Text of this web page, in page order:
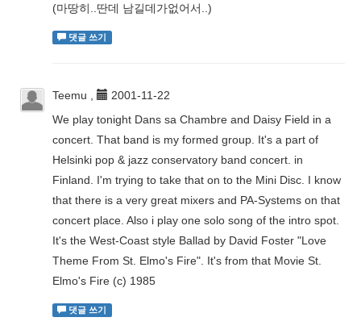
(마땅히..딴데 남길데가없어서..)
댓글 쓰기
Teemu ,
2001-11-22
We play tonight Dans sa Chambre and Daisy Field in a
concert. That band is my formed group. It's a part of
Helsinki pop & jazz conservatory band concert. in
Finland. I'm trying to take that on to the Mini Disc. I know
that there is a very great mixers and PA-Systems on that
concert place. Also i play one solo song of the intro spot.
It's the West-Coast style Ballad by David Foster "Love
Theme From St. Elmo's Fire". It's from that Movie St.
Elmo's Fire (c) 1985
댓글 쓰기